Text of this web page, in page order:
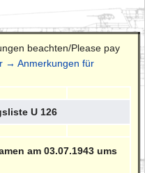
beachten/Please pay
→ Anmerkungen für
U 126
am 03.07.1943 ums